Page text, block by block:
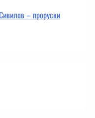
– проруски